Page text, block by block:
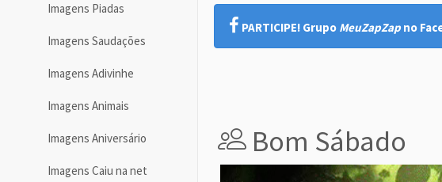
Imagens Piadas
Imagens Saudações
Imagens Adivinhe
Imagens Animais
Imagens Aniversário
Imagens Caiu na net
PARTICIPE! Grupo MeuZapZap no
Bom Sábado